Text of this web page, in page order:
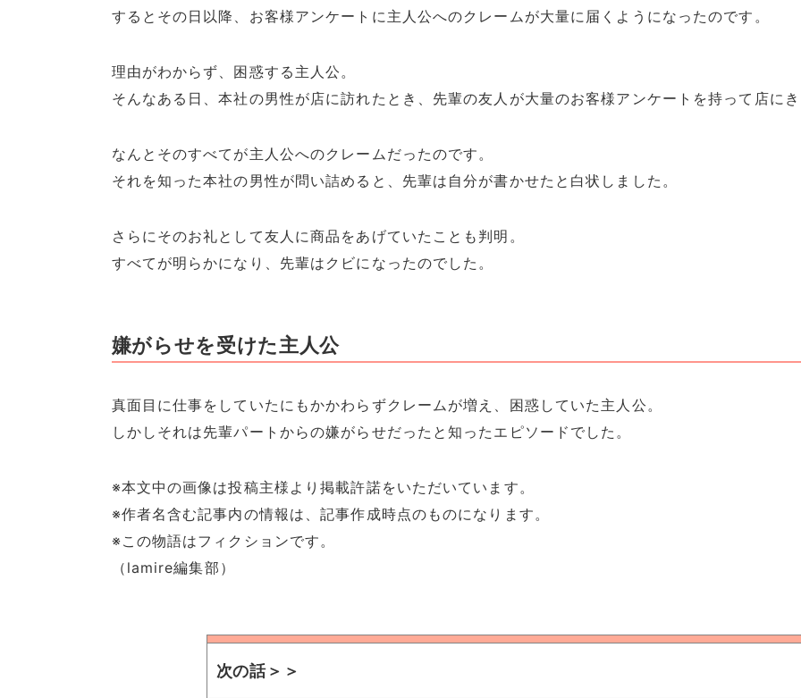
するとその日以降、お客様アンケートに主人公へのクレームが大量に届くようになったのです。
理由がわからず、困惑する主人公。
そんなある日、本社の男性が店に訪れたとき、先輩の友人が大量のお客様アンケートを持って店に
なんとそのすべてが主人公へのクレームだったのです。
それを知った本社の男性が問い詰めると、先輩は自分が書かせたと白状しました。
さらにそのお礼として友人に商品をあげていたことも判明。
すべてが明らかになり、先輩はクビになったのでした。
嫌がらせを受けた主人公
真面目に仕事をしていたにもかかわらずクレームが増え、困惑していた主人公。
しかしそれは先輩パートからの嫌がらせだったと知ったエピソードでした。
※本文中の画像は投稿主様より掲載許諾をいただいています。
※作者名含む記事内の情報は、記事作成時点のものになります。
※この物語はフィクションです。
（lamire編集部）
次の話＞＞